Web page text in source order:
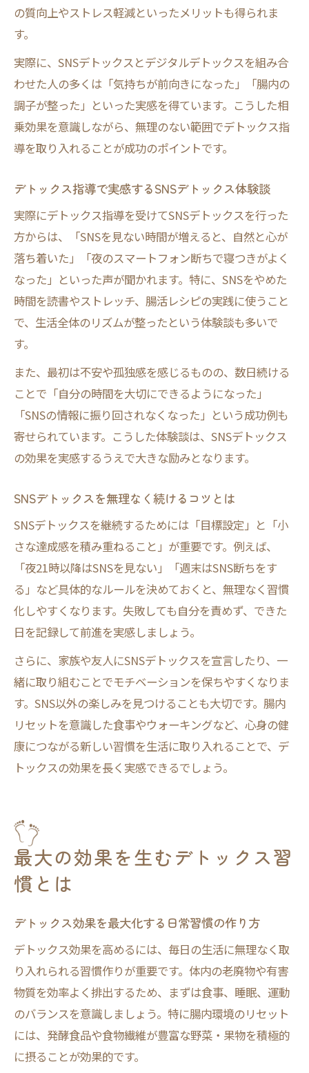
の質向上やストレス軽減といったメリットも得られま
す。
実際に、SNSデトックスとデジタルデトックスを組み合
わせた人の多くは「気持ちが前向きになった」「腸内の
調子が整った」といった実感を得ています。こうした相
乗効果を意識しながら、無理のない範囲でデトックス指
導を取り入れることが成功のポイントです。
デトックス指導で実感するSNSデトックス体験談
実際にデトックス指導を受けてSNSデトックスを行った
方からは、「SNSを見ない時間が増えると、自然と心が
落ち着いた」「夜のスマートフォン断ちで寝つきがよく
なった」といった声が聞かれます。特に、SNSをやめた
時間を読書やストレッチ、腸活レシピの実践に使うこと
で、生活全体のリズムが整ったという体験談も多いで
す。
また、最初は不安や孤独感を感じるものの、数日続ける
ことで「自分の時間を大切にできるようになった」
「SNSの情報に振り回されなくなった」という成功例も
寄せられています。こうした体験談は、SNSデトックス
の効果を実感するうえで大きな励みとなります。
SNSデトックスを無理なく続けるコツとは
SNSデトックスを継続するためには「目標設定」と「小
さな達成感を積み重ねること」が重要です。例えば、
「夜21時以降はSNSを見ない」「週末はSNS断ちをす
る」など具体的なルールを決めておくと、無理なく習慣
化しやすくなります。失敗しても自分を責めず、できた
日を記録して前進を実感しましょう。
さらに、家族や友人にSNSデトックスを宣言したり、一
緒に取り組むことでモチベーションを保ちやすくなりま
す。SNS以外の楽しみを見つけることも大切です。腸内
リセットを意識した食事やウォーキングなど、心身の健
康につながる新しい習慣を生活に取り入れることで、デ
トックスの効果を長く実感できるでしょう。
最大の効果を生むデトックス習
慣とは
デトックス効果を最大化する日常習慣の作り方
デトックス効果を高めるには、毎日の生活に無理なく取
り入れられる習慣作りが重要です。体内の老廃物や有害
物質を効率よく排出するため、まずは食事、睡眠、運動
のバランスを意識しましょう。特に腸内環境のリセット
には、発酵食品や食物繊維が豊富な野菜・果物を積極的
に摂ることが効果的です。